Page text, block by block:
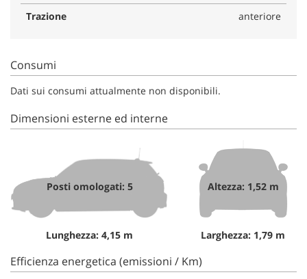
Trazione
anteriore
Consumi
Dati sui consumi attualmente non disponibili.
Dimensioni esterne ed interne
Posti omologati: 5
Lunghezza: 4,15 m
Altezza: 1,52 m
Larghezza: 1,79 m
Efficienza energetica (emissioni / Km)